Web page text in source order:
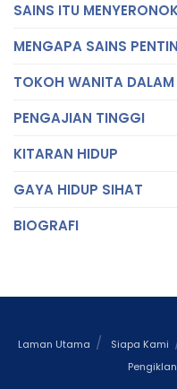
SAINS ITU
MENGAPA SAINS
TOKOH WANITA
PENGAJIAN TINGGI
KITARAN HIDUP
GAYA HIDUP SIHAT
BIOGRAFI
Laman Utama Siapa Kami